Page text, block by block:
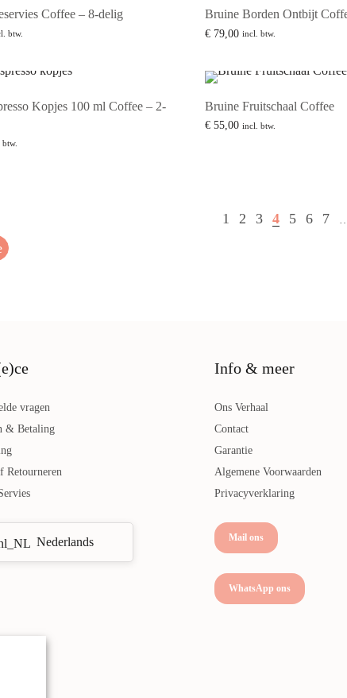
Coffee – 8-delig
btw.
Bruine Borden Ontbijt
€79,00 incl. btw.
Kopjes 100 ml Coffee – 2-
Bruine Fruitschaal Coffee
€55,00 incl. btw.
1 2 3 4 5 6 7
vragen
& Betaling
Retourneren
Nederlands
Info & meer
Ons Verhaal
Contact
Garantie
Algemene Voorwaarden
Privacyverklaring
Mail ons
WhatsApp ons